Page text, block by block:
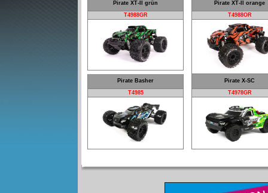
Pirate XT-II grün
T4988GR
Pirate XT-II orange
T4988OR
Pirate Basher
T4985
Pirate X-SC
T4978GR